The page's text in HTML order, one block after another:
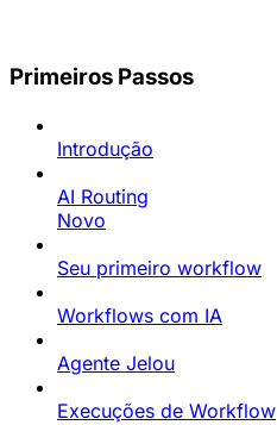
Primeiros Passos
Introdução
AI Routing
Novo
Seu primeiro workflow
Workflows com IA
Agente Jelou
Execuções de Workflow